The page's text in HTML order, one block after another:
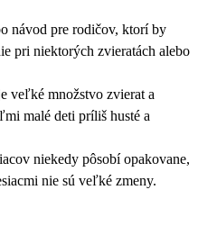
návod pre rodičov, ktorí by
pri niektorých zvieratách alebo
veľké množstvo zvierat a
malé deti príliš husté a
niekedy pôsobí opakovane,
nie sú veľké zmeny.